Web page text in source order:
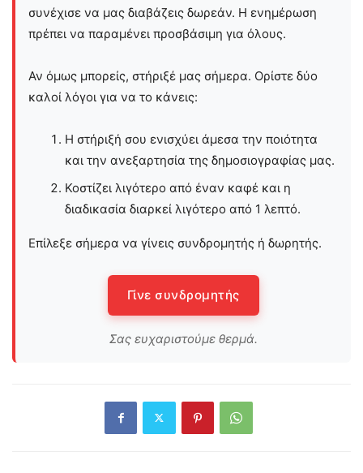
συνέχισε να μας διαβάζεις δωρεάν. Η ενημέρωση
πρέπει να παραμένει προσβάσιμη για όλους.
Αν όμως μπορείς, στήριξέ μας σήμερα. Ορίστε δύο
καλοί λόγοι για να το κάνεις:
Η στήριξή σου ενισχύει άμεσα την ποιότητα
και την ανεξαρτησία της δημοσιογραφίας μας.
Κοστίζει λιγότερο από έναν καφέ και η
διαδικασία διαρκεί λιγότερο από 1 λεπτό.
Επίλεξε σήμερα να γίνεις συνδρομητής ή δωρητής.
Γίνε συνδρομητής
Σας ευχαριστούμε θερμά.